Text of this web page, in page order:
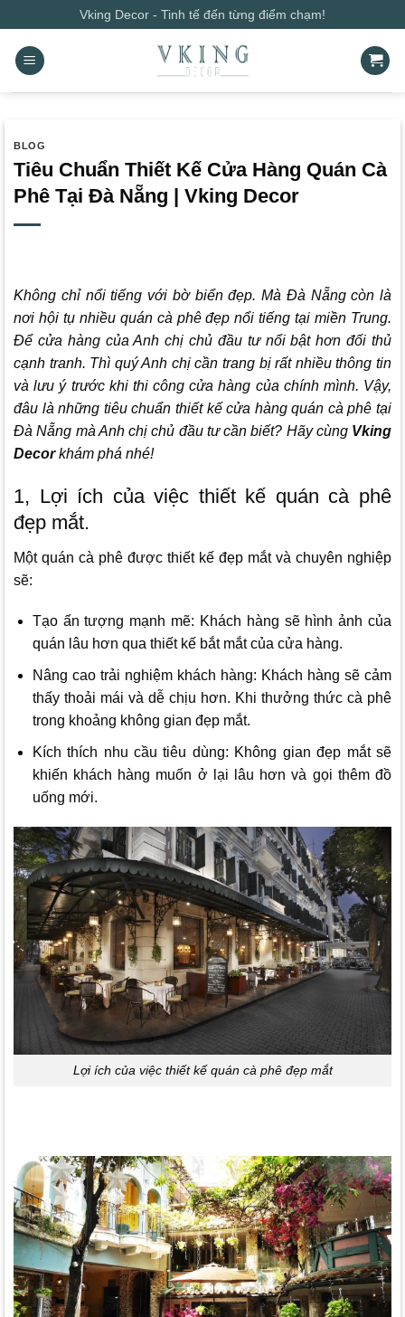
qua
nội
dung
Vking Decor - Tinh tế đến từng điểm chạm!
BLOG
Tiêu Chuẩn Thiết Kế Cửa Hàng Quán Cà
Phê Tại Đà Nẵng | Vking Decor
Không chỉ nổi tiếng với bờ biển đẹp. Mà Đà Nẵng còn là
nơi hội tụ nhiều quán cà phê đẹp nổi tiếng tại miền Trung.
Để cửa hàng của Anh chị chủ đầu tư nổi bật hơn đối thủ
cạnh tranh. Thì quý Anh chị cần trang bị rất nhiều thông tin
và lưu ý trước khi thi công cửa hàng của chính mình. Vậy,
đâu là những tiêu chuẩn thiết kế cửa hàng quán cà phê tại
Đà Nẵng mà Anh chị chủ đầu tư cần biết? Hãy cùng Vking
Decorkhám phá nhé!
1, Lợi ích của việc thiết kế quán cà phê
đẹp mắt.
Một quán cà phê được thiết kế đẹp mắt và chuyên nghiệp
sẽ:
Tạo ấn tượng mạnh mẽ: Khách hàng sẽ hình ảnh của
quán lâu hơn qua thiết kế bắt mắt của cửa hàng.
Nâng cao trải nghiệm khách hàng: Khách hàng sẽ cảm
thấy thoải mái và dễ chịu hơn. Khi thưởng thức cà phê
trong khoảng không gian đẹp mắt.
Kích thích nhu cầu tiêu dùng: Không gian đẹp mắt sẽ
khiến khách hàng muốn ở lại lâu hơn và gọi thêm đồ
uống mới.
Lợi ích của việc thiết kế quán cà phê đẹp mắt